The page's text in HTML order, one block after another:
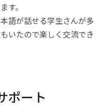
す。
語が話せる学生さんが多
いたので楽しく交流でき
ポート